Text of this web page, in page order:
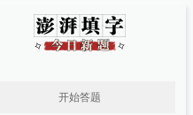
开始答题